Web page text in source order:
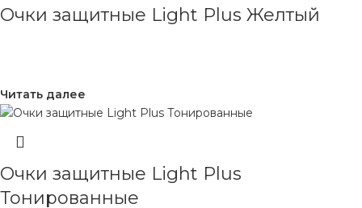
Очки защитные Light Plus Желтый
Читать далее
Очки защитные Light Plus
Тонированные